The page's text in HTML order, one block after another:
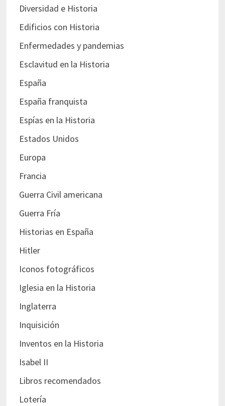
Diversidad e Historia
Edificios con Historia
Enfermedades y pandemias
Esclavitud en la Historia
España
España franquista
Espías en la Historia
Estados Unidos
Europa
Francia
Guerra Civil americana
Guerra Fría
Historias en España
Hitler
Iconos fotográficos
Iglesia en la Historia
Inglaterra
Inquisición
Inventos en la Historia
Isabel II
Libros recomendados
Lotería